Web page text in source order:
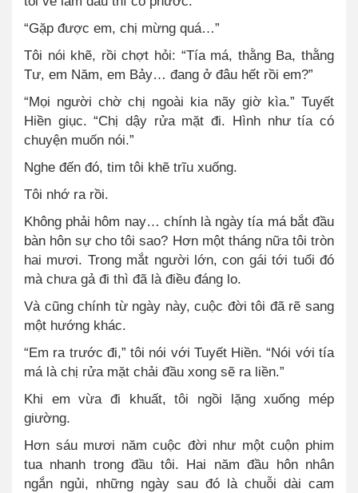
“Gặp được em, chị mừng quá…”
Tôi nói khẽ, rồi chợt hỏi: “Tía má, thằng Ba, thằng
Tư, em Năm, em Bảy… đang ở đâu hết rồi em?”
“Mọi người chờ chị ngoài kia nãy giờ kìa.” Tuyết
Hiền giục. “Chị dậy rửa mặt đi. Hình như tía có
chuyện muốn nói.”
Nghe đến đó, tim tôi khẽ trĩu xuống.
Tôi nhớ ra rồi.
Không phải hôm nay… chính là ngày tía má bắt đầu
bàn hôn sự cho tôi sao? Hơn một tháng nữa tôi tròn
hai mươi. Trong mắt người lớn, con gái tới tuổi đó
mà chưa gả đi thì đã là điều đáng lo.
Và cũng chính từ ngày này, cuộc đời tôi đã rẽ sang
một hướng khác.
“Em ra trước đi,” tôi nói với Tuyết Hiền. “Nói với tía
má là chị rửa mặt chải đầu xong sẽ ra liền.”
Khi em vừa đi khuất, tôi ngồi lặng xuống mép
giường.
Hơn sáu mươi năm cuộc đời như một cuộn phim
tua nhanh trong đầu tôi. Hai năm đầu hôn nhân
ngắn ngủi, những ngày sau đó là chuỗi dài cam